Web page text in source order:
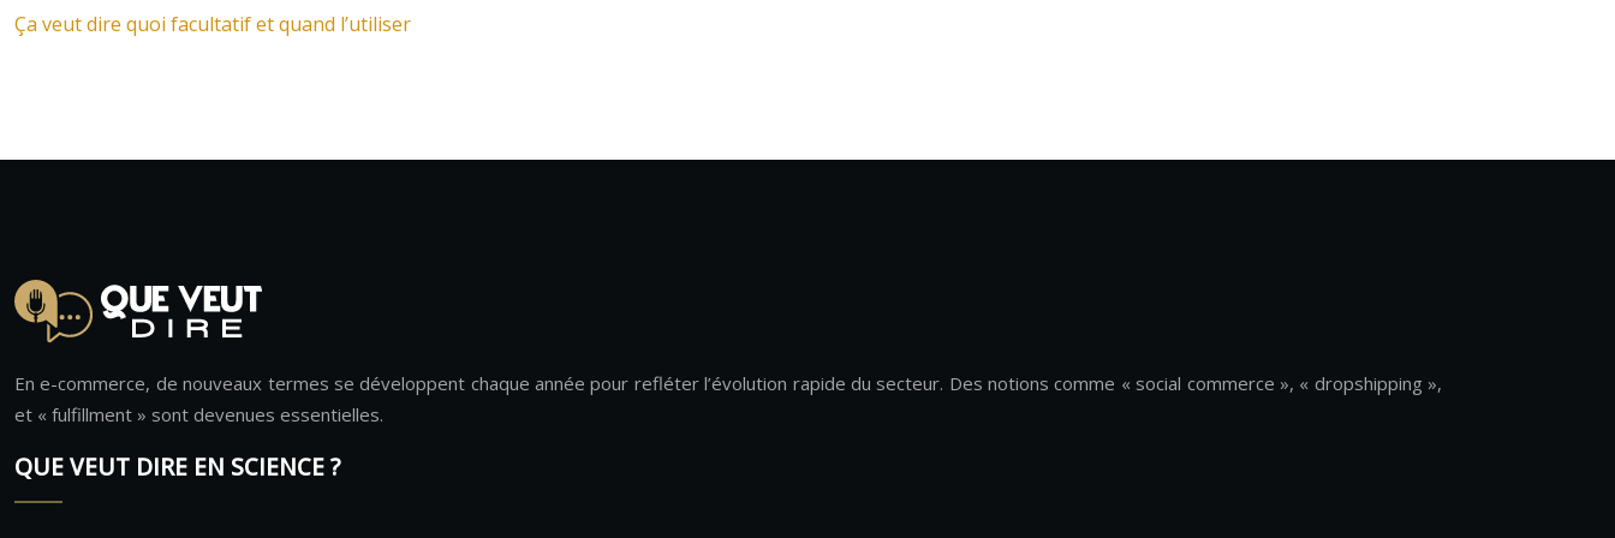
Ça veut dire quoi facultatif et quand l’utiliser
En e-commerce, de nouveaux termes se développent chaque année pour refléter l’évolution rapide du secteur. Des notions comme « social commerce », « dropshipping »,
et « fulfillment » sont devenues essentielles.
QUE VEUT DIRE EN SCIENCE ?